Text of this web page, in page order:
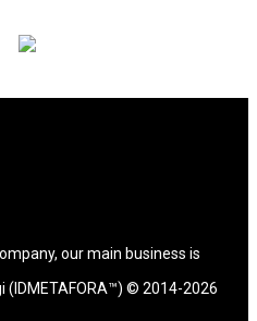
our main business is
(IDMETAFORA™) © 2014-2026